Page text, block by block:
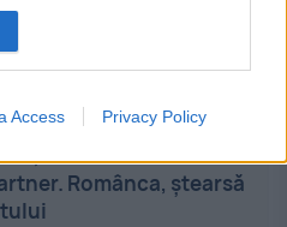
Access Privacy Policy
etapa decisivă a PNRR o
europene,
umilită din nou de
Românca, ștearsă